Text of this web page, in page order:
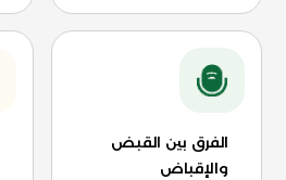
الفرق بين القبض
والإقباض